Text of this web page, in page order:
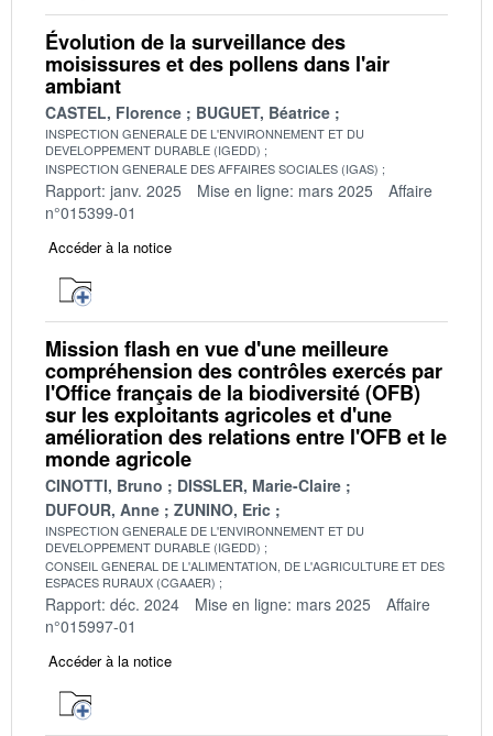
Évolution de la surveillance des
moisissures et des pollens dans l'air
ambiant
CASTEL, Florence BUGUET, Béatrice
INSPECTION GENERALE DE L'ENVIRONNEMENT ET DU
DEVELOPPEMENT DURABLE (IGEDD)
INSPECTION GENERALE DES AFFAIRES SOCIALES (IGAS)
Rapport: janv. 2025 Mise en ligne: mars 2025
Affaire
n°015399-01
Accéder à la notice
Mission flash en vue d'une meilleure
compréhension des contrôles exercés par
l'Office français de la biodiversité (OFB)
sur les exploitants agricoles et d'une
amélioration des relations entre l'OFB et le
monde agricole
CINOTTI, Bruno
DISSLER, Marie-Claire
DUFOUR, Anne
ZUNINO, Eric
INSPECTION GENERALE DE L'ENVIRONNEMENT ET DU
DEVELOPPEMENT DURABLE (IGEDD)
CONSEIL GENERAL DE L'ALIMENTATION, DE L'AGRICULTURE ET DES
ESPACES RURAUX (CGAAER)
Rapport: déc. 2024 Mise en ligne: mars 2025
Affaire
n°015997-01
Accéder à la notice